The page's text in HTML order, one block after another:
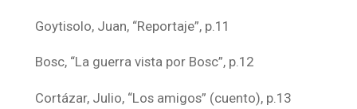
Goytisolo, Juan, “Reportaje”, p.11
Bosc, “La guerra vista por Bosc”, p.12
Cortázar, Julio, “Los amigos” (cuento), p.13